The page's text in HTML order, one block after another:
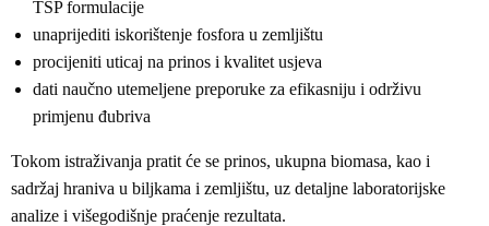
TSP formulacije
unaprijediti iskorištenje fosfora u zemljištu
procijeniti uticaj na prinos i kvalitet usjeva
dati naučno utemeljene preporuke za efikasniju i održivu
primjenu đubriva
Tokom istraživanja pratit će se prinos, ukupna biomasa, kao i
sadržaj hraniva u biljkama i zemljištu, uz detaljne laboratorijske
analize i višegodišnje praćenje rezultata.